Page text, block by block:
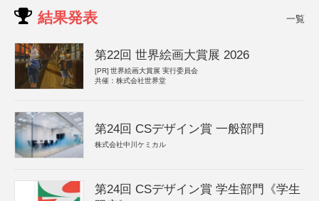
結果発表 一覧
第22回 世界絵画大賞展 2026
[PR] 世界絵画大賞展 実行委員会
共催：株式会社世界堂
第24回 CSデザイン賞 一般部門
株式会社中川ケミカル
第24回 CSデザイン賞 学生部門《学生